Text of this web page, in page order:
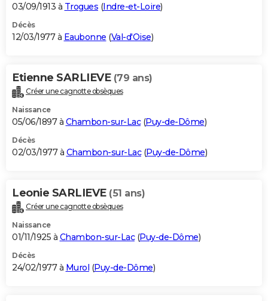
03/09/1913 à Trogues (Indre-et-Loire)
Décès
12/03/1977 à Eaubonne (Val-d'Oise)
Etienne SARLIEVE (79 ans)
Créer une cagnotte obsèques
Naissance
05/06/1897 à Chambon-sur-Lac(Puy-de-Dôme)
Décès
02/03/1977 à Chambon-sur-Lac(Puy-de-Dôme)
Leonie SARLIEVE (51 ans)
Créer une cagnotte obsèques
Naissance
01/11/1925 à Chambon-sur-Lac(Puy-de-Dôme)
Décès
24/02/1977 à Murol (Puy-de-Dôme)